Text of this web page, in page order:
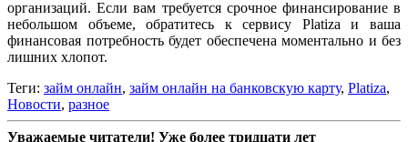
организаций. Если вам требуется срочное финансирование в
небольшом объеме, обратитесь к сервису Platiza и ваша
финансовая потребность будет обеспечена моментально и без
лишних хлопот.
Теги: займ онлайн, займ онлайн на банковскую карту, Platiza,
Новости, разное
Уважаемые читатели! Уже более тридцати лет